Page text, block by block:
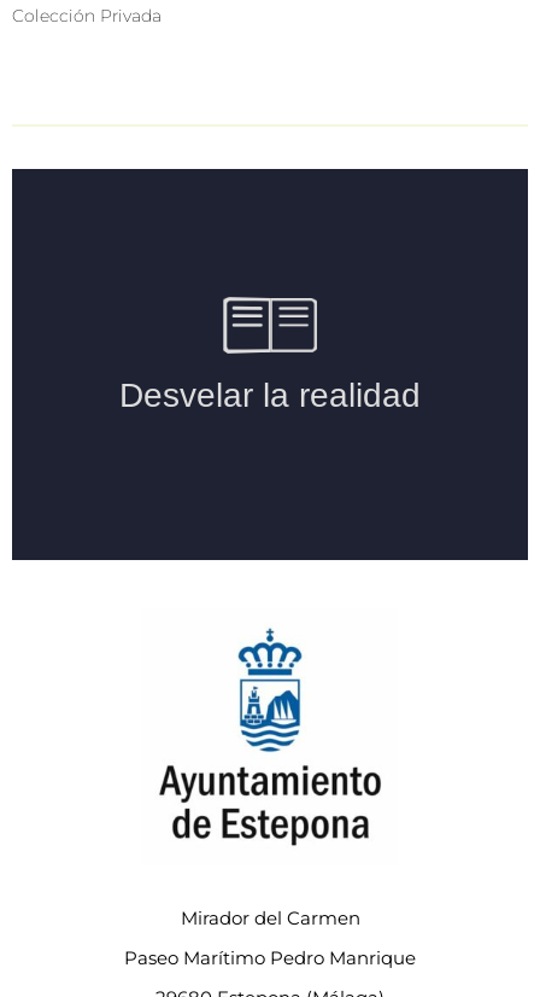
Colección Privada
Mirador del Carmen
Paseo Marítimo Pedro Manrique